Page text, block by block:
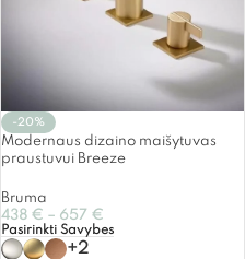
-20%
Modernaus dizaino maišytuvas
praustuvui Breeze
Bruma
438 € – 657 €
Pasirinkti Savybes
+2